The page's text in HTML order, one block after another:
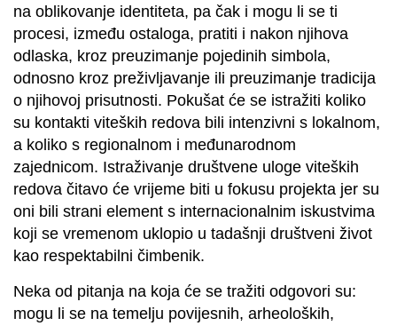
na oblikovanje identiteta, pa čak i mogu li se ti
procesi, između ostaloga, pratiti i nakon njihova
odlaska, kroz preuzimanje pojedinih simbola,
odnosno kroz preživljavanje ili preuzimanje tradicija
o njihovoj prisutnosti. Pokušat će se istražiti koliko
su kontakti viteških redova bili intenzivni s lokalnom,
a koliko s regionalnom i međunarodnom
zajednicom. Istraživanje društvene uloge viteških
redova čitavo će vrijeme biti u fokusu projekta jer su
oni bili strani element s internacionalnim iskustvima
koji se vremenom uklopio u tadašnji društveni život
kao respektabilni čimbenik.
Neka od pitanja na koja će se tražiti odgovori su:
mogu li se na temelju povijesnih, arheoloških,